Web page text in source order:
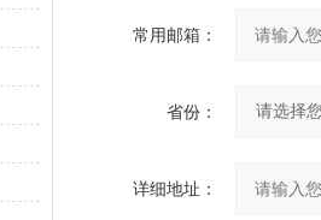
常用邮箱：
省份：
详细地址：